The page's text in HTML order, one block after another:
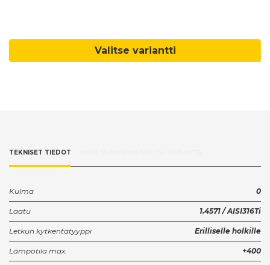
Valitse variantti
TEKNISET TIEDOT
Kulma 0
Laatu 1.4571 / AISI316Ti
Letkun kytkentätyyppi Erilliselle holkille
Lämpötila max. +400